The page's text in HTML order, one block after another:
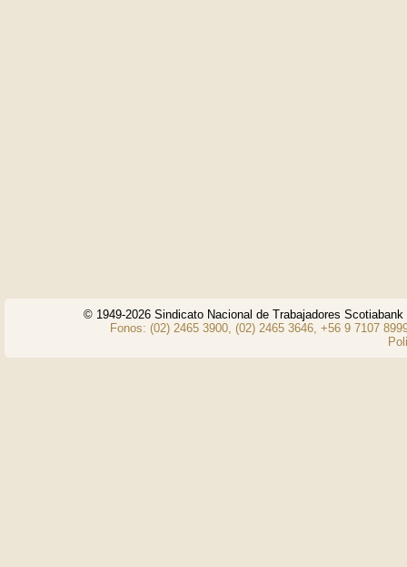
© 1949-2026 Sindicato Nacional de Trabajadores
Fonos: (02) 2465 3900, (02) 2465 3646, +56 9 7107